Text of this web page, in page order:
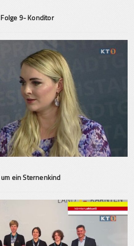
9- Konditor
ein Sternenkind